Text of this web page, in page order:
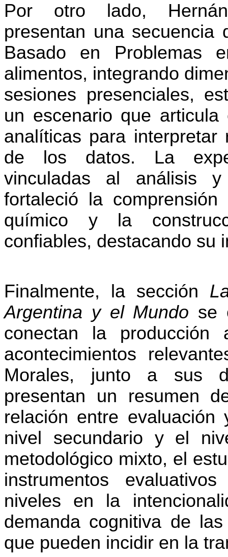
Por otro lado,
presentan una secuencia
Basado en Problemas
alimentos, integrando
sesiones presenciales,
un escenario que
analíticas para
de los datos. La
vinculadas al análisis
fortaleció la
químico y la
confiables, destacando su
Finalmente, la sección
Argentina y el Mundo se
conectan la producción
acontecimientos
Morales, junto a sus
presentan un resumen
relación entre
nivel secundario y el
metodológico mixto, el
instrumentos
niveles en la
demanda cognitiva de
que pueden incidir en la